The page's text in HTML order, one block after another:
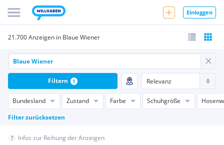
Einloggen
21.700 Anzeigen in Blaue Wiener
Bundesland Zustand Farbe Schuhgröße
Filter zurücksetzen
Filtern 1
Infos zur Reihung der Anzeigen